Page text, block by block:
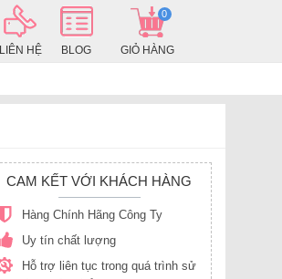
LIÊN HỆ BLOG GIỎ HÀNG
0
CAM KẾT VỚI KHÁCH HÀNG
Hàng Chính Hãng Công Ty
Uy tín chất lượng
Hỗ trợ liên tục trong quá trình sử